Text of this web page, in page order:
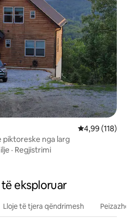
Vlerësimi
4,99 (118)
piktoreske nga larg
· Regjistrimi
eksploruar
Lloje të tjera qëndrimesh